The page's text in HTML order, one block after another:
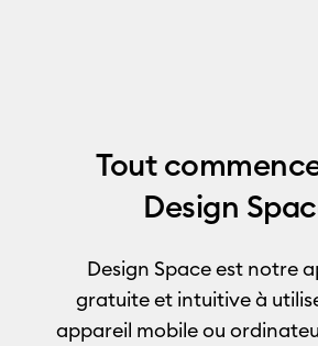
Tout
Design
Design Space est notre
gratuite et intuitive à
appareil mobile ou